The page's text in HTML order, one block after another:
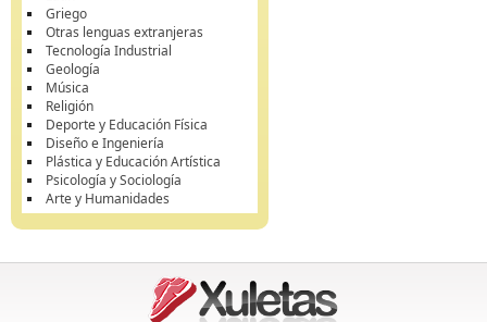
Griego
Otras lenguas extranjeras
Tecnología Industrial
Geología
Música
Religión
Deporte y Educación Física
Diseño e Ingeniería
Plástica y Educación Artística
Psicología y Sociología
Arte y Humanidades